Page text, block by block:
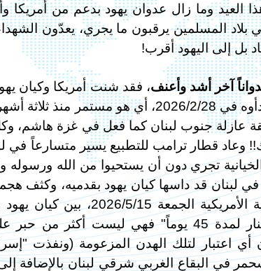
العيد وما زال عدوان يهود بدعم من
المسلمين يرقبون ما يجري، يعدّون
بل إلى اليهود أقرب!
آخر أشد وأعنف، فقد شنت أمريكا وكيان
زال مستمراً منذ أن بدأوه في 2026/2/28، أي
عازلة جنوب لبنان كما فعل في غزة هاشم،
وعاد قطار ترامب للتطبيع يسير متسارعاً في
أعلنتها وزارة الخارجية
تمديد وقف إطلاق النار لمدة 45 يوماً" فهي
اعتبار لتلك الهدن المزعومة (ونفذت
في البقاع الغربي شرقي لبنان بالإضافة